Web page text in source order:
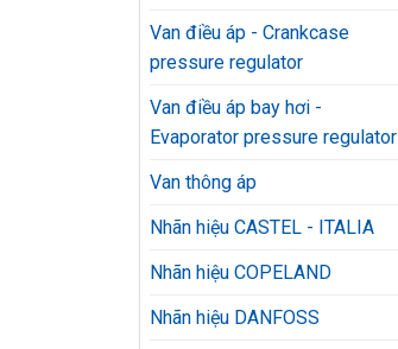
Van điều áp - Crankcase
pressure regulator
Van điều áp bay hơi -
Evaporator pressure regulator
Van thông áp
Nhãn hiệu CASTEL - ITALIA
Nhãn hiệu COPELAND
Nhãn hiệu DANFOSS